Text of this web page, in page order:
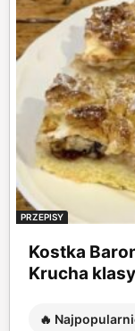
PRZEPISY
Kostka
Krucha
🔥